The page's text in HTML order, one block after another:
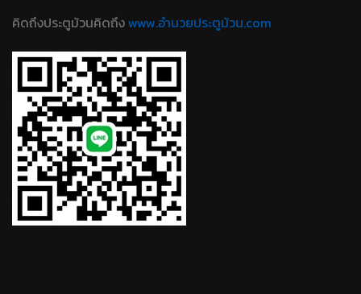
คิดถึงประตูม้วนคิดถึงwww.อํานวยประตูม้วน.com